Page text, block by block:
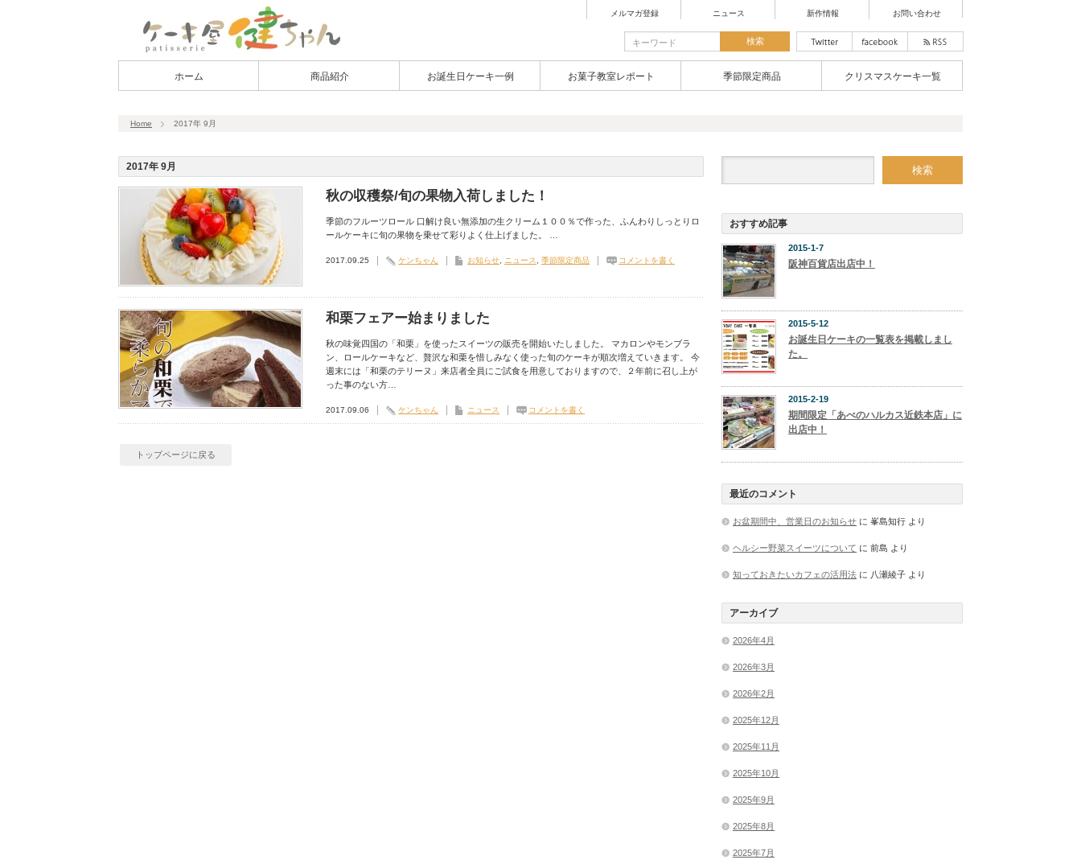
メルマガ登録 ニュース 新作情報 お問い合わせ
ホーム 商品紹介 お誕生日ケーキ一例 お菓子教室レポート 季節限定商品 クリスマスケーキ一覧
Home 2017年 9月
2017年 9月
秋の収穫祭/旬の果物入荷しました！
季節のフルーツロール 口解け良い無添加の生クリーム１００％で作った、ふんわりしっとりロ
ールケーキに旬の果物を乗せて彩りよく仕上げました。 …
2017.09.25 ケンちゃん お知らせ ニュース 季節限定商品 コメントを書く
和栗フェアー始まりました
秋の味覚四国の「和栗」を使ったスイーツの販売を開始いたしました。 マカロンやモンブラ
ン、ロールケーキなど、贅沢な和栗を惜しみなく使った旬のケーキが順次増えていきます。 今
週末には「和栗のテリーヌ」来店者全員にご試食を用意しておりますので、２年前に召し上が
った事のない方…
2017.09.06 ケンちゃん ニュース コメントを書く
トップページに戻る
おすすめ記事
2015-1-7
阪神百貨店出店中！
2015-5-12
お誕生日ケーキの一覧表を掲載しまし
た。
2015-2-19
期間限定「あべのハルカス近鉄本店」に
出店中！
最近のコメント
お盆期間中、営業日のお知らせ に 峯島知行 より
ヘルシー野菜スイーツについて に 前島 より
知っておきたいカフェの活用法 に 八瀬綾子 より
アーカイブ
2026年4月
2026年3月
2026年2月
2025年12月
2025年11月
2025年10月
2025年9月
2025年8月
2025年7月